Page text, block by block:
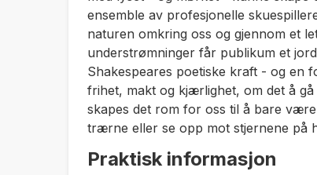
ensemble av profesjonelle
naturen omkring oss og gjennom et
understrømninger får publikum et
Shakespeares poetiske kraft - og en
frihet, makt og kjærlighet, om det å gå
skapes det rom for oss til å bare
trærne eller se opp mot stjernene på
Praktisk informasjon